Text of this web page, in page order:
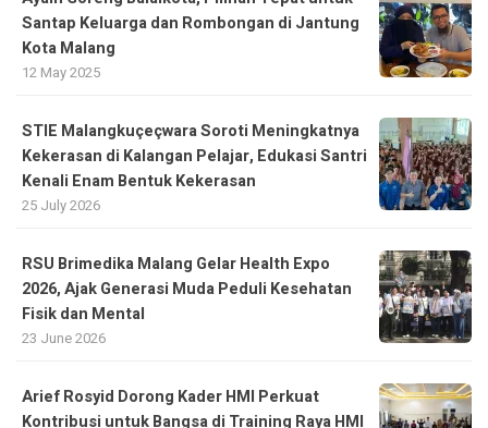
Santap Keluarga dan Rombongan di Jantung
Kota Malang
12 May 2025
STIE Malangkuçeçwara Soroti Meningkatnya
Kekerasan di Kalangan Pelajar, Edukasi Santri
Kenali Enam Bentuk Kekerasan
25 July 2026
RSU Brimedika Malang Gelar Health Expo
2026, Ajak Generasi Muda Peduli Kesehatan
Fisik dan Mental
23 June 2026
Arief Rosyid Dorong Kader HMI Perkuat
Kontribusi untuk Bangsa di Training Raya HMI